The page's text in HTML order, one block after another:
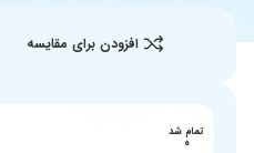
افزودن برای مقایسه
تمام شد
ه